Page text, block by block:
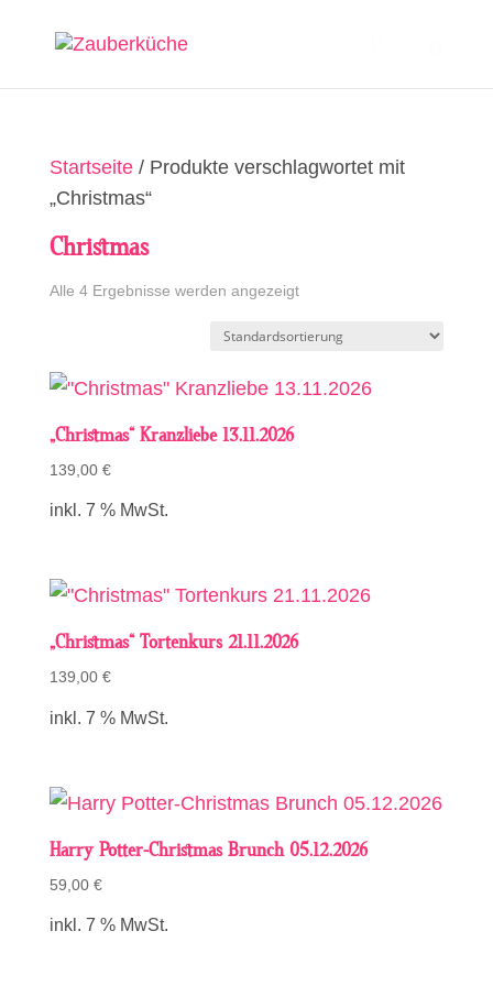
Startseite/ Produkte verschlagwortet mit
„Christmas“
Christmas
Alle 4 Ergebnisse werden angezeigt
„Christmas“ Kranzliebe 13.11.2026
139,00 €
inkl. 7 % MwSt.
„Christmas“ Tortenkurs 21.11.2026
139,00 €
inkl. 7 % MwSt.
Harry Potter-Christmas Brunch 05.12.2026
59,00 €
inkl. 7 % MwSt.